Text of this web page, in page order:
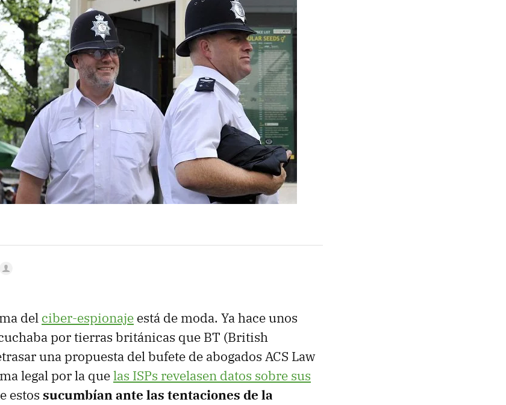
del ciber-espionaje está de moda. Ya hace unos
por tierras británicas que BT (British
una propuesta del bufete de abogados ACS Law
legal por la quelas ISPs revelasen datos sobre sus
estos sucumbían ante las tentaciones de la